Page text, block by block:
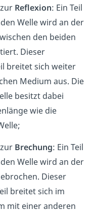
Reflexion: Ein Teil
Welle wird an der
den beiden
Dieser
breitet sich weiter
Medium aus. Die
besitzt dabei
wie die
Brechung: Ein Teil
Welle wird an der
Dieser
breitet sich im
mit einer anderen